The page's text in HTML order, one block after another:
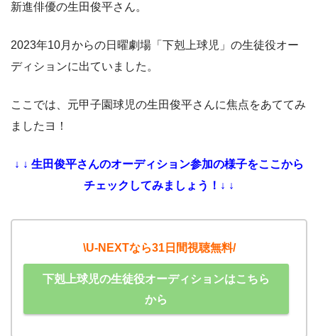
新進俳優の生田俊平さん。
2023年10月からの日曜劇場「下剋上球児」の生徒役オー
ディションに出ていました。
ここでは、元甲子園球児の生田俊平さんに焦点をあててみ
ましたヨ！
↓ ↓ 生田俊平さんのオーディション参加の様子をここから
チェックしてみましょう！↓ ↓
\U-NEXTなら31日間視聴無料/
下剋上球児の生徒役オーディションはこちら
から